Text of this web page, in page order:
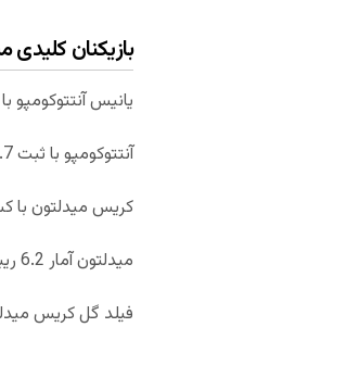
بازیکنان کلیدی
یانیس آنتتوکومپو با کسب 29.8 امتیاز در 30.8 دقیقه بازی یکی از بازیکنان
آنتتوکومپو با ثبت 13.7 ریباند و 5.7 پاس آمار خوبی را از خود برجای گذاشته است.
کریس میدلتون با کسب 21.1 امتیاز در هر 30.1 دقیقه بازی دیگر بازیکن کلیدی تیم
میدلتون آمار 6.2 ریباند و 4.3 پاس در هر بازی را به ثبت رسانده است.
فیلد گل کریس میدلتون 50 درصد و پرتاب‌های آزاد سه امتیازی